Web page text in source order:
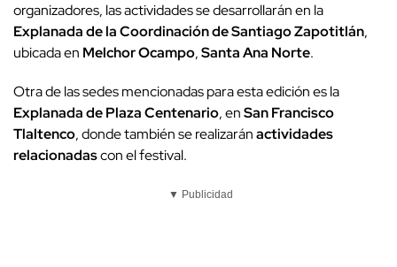
organizadores, las actividades se desarrollarán en la
Explanada de la Coordinación de Santiago Zapotitlán,
ubicada en Melchor Ocampo,Santa Ana Norte.
Otra de las sedes mencionadas para esta edición es la
Explanada de Plaza Centenario, enSan Francisco
Tlaltenco, donde también se realizaránactividades
relacionadascon el festival.
▼ Publicidad